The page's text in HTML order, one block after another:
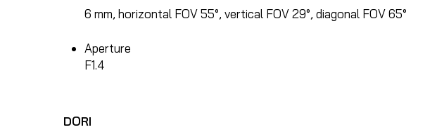
6 mm, horizontal FOV 55°, vertical FOV 29°, diagonal FOV 65°
Aperture
F1.4
DORI